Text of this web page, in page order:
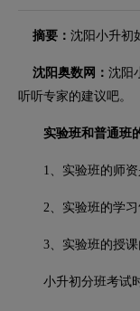
摘要： 沈阳小升初
沈阳奥数网： 沈阳
听听专家的建议吧。
实验班和普通班
1、实验班的师资
2、实验班的学习
3、实验班的授课
小升初分班考试